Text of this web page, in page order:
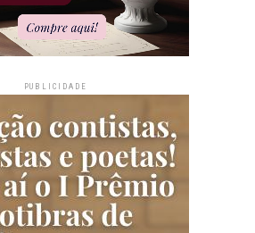
PUBLICIDADE